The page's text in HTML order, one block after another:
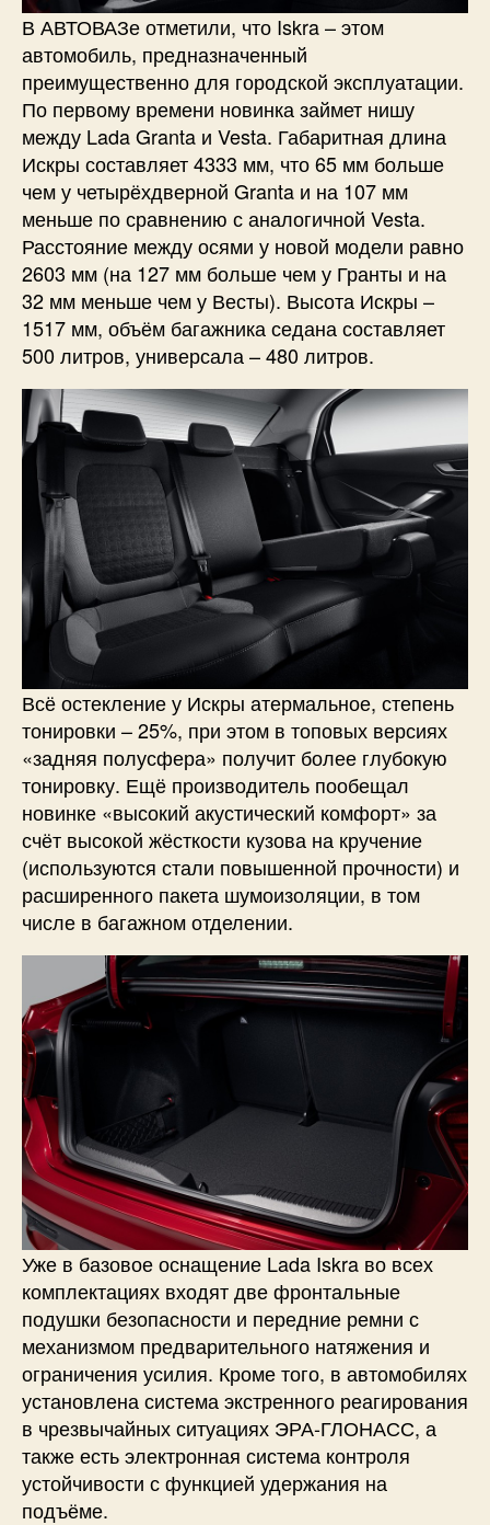
В АВТОВАЗе отметили, что Iskra – этом
автомобиль, предназначенный
преимущественно для городской эксплуатации.
По первому времени новинка займет нишу
между Lada Granta и Vesta. Габаритная длина
Искры составляет 4333 мм, что 65 мм больше
чем у четырёхдверной Granta и на 107 мм
меньше по сравнению с аналогичной Vesta.
Расстояние между осями у новой модели равно
2603 мм (на 127 мм больше чем у Гранты и на
32 мм меньше чем у Весты). Высота Искры –
1517 мм, объём багажника седана составляет
500 литров, универсала – 480 литров.
Всё остекление у Искры атермальное, степень
тонировки – 25%, при этом в топовых версиях
«задняя полусфера» получит более глубокую
тонировку. Ещё производитель пообещал
новинке «высокий акустический комфорт» за
счёт высокой жёсткости кузова на кручение
(используются стали повышенной прочности) и
расширенного пакета шумоизоляции, в том
числе в багажном отделении.
Уже в базовое оснащение Lada Iskra во всех
комплектациях входят две фронтальные
подушки безопасности и передние ремни с
механизмом предварительного натяжения и
ограничения усилия. Кроме того, в автомобилях
установлена система экстренного реагирования
в чрезвычайных ситуациях ЭРА-ГЛОНАСС, а
также есть электронная система контроля
устойчивости с функцией удержания на
подъёме.